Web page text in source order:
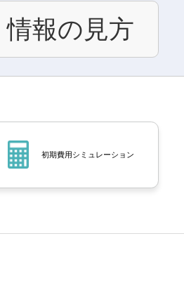
情報の見方
初期費用シミュレーション